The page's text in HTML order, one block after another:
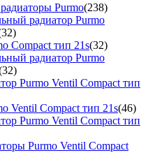
Purmo(238)
радиатор Purmo
Compact тип 21s(32)
радиатор Purmo
Purmo Ventil Compact тип
Ventil Compact тип 21s(46)
Purmo Ventil Compact тип
Purmo Ventil Compact